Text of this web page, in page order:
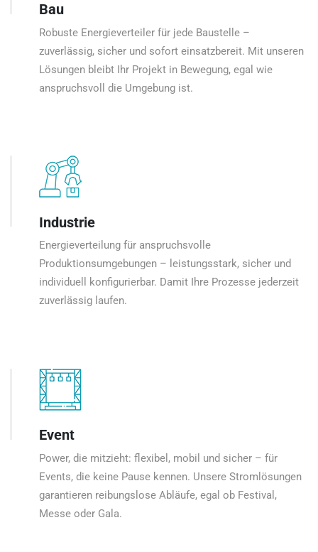
Bau
Robuste Energieverteiler für jede Baustelle –
zuverlässig, sicher und sofort einsatzbereit. Mit unseren
Lösungen bleibt Ihr Projekt in Bewegung, egal wie
anspruchsvoll die Umgebung ist.
Industrie
Energieverteilung für anspruchsvolle
Produktionsumgebungen – leistungsstark, sicher und
individuell konfigurierbar. Damit Ihre Prozesse jederzeit
zuverlässig laufen.
Event
Power, die mitzieht: flexibel, mobil und sicher – für
Events, die keine Pause kennen. Unsere Stromlösungen
garantieren reibungslose Abläufe, egal ob Festival,
Messe oder Gala.